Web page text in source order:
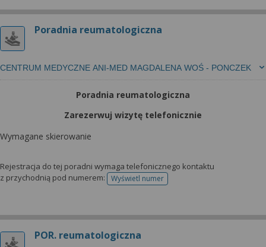
Poradnia reumatologiczna
CENTRUM MEDYCZNE ANI-MED MAGDALENA WOŚ - PONCZEK
Poradnia reumatologiczna
Zarezerwuj wizytę telefonicznie
Wymagane skierowanie
Rejestracja do tej poradni wymaga telefonicznego kontaktu
z przychodnią pod numerem:
Wyświetl numertelefonu do rejestracji
POR. reumatologiczna